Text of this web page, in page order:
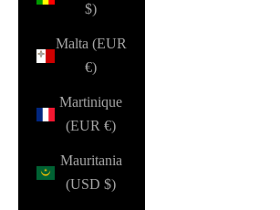
$)
Malta (EUR
€)
Martinique
(EUR €)
Mauritania
(USD $)